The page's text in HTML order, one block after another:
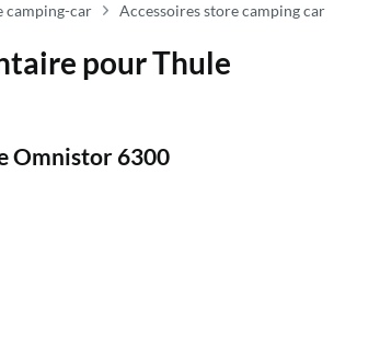
camping-car Accessoires store camping car
pour Thule
Omnistor 6300